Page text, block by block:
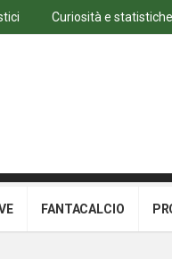
Curiosità e statistiche
FANTACALCIO